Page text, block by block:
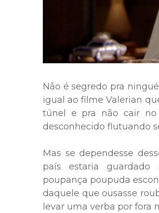
Não é segredo pra
igual ao filme Valerian
túnel e pra não cair no
desconhecido flutuando
Mas se dependesse
país estaria
poupança poupuda
daquele que ousasse
levar uma verba por fora